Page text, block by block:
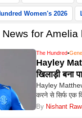
Women's 2026
for Amelia
The Hundred•
Hayley
खिलाड़ी बना
Hayley
करने से सिर्फ एक
By Nishant